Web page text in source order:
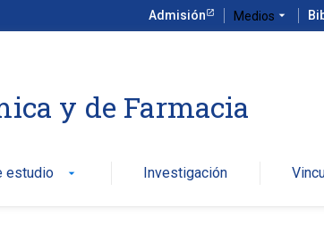
Admisión Medios arrow_drop_down
y de Farmacia
estudio arrow_drop_down Investigación